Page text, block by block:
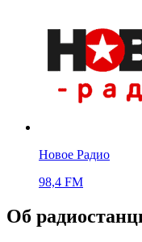
Новое Радио
98,4 FM
Об